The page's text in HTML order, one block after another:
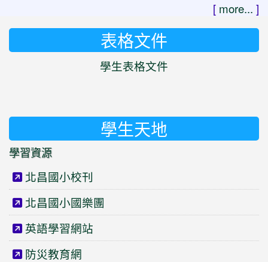
[ more... ]
表格文件
學生表格文件
學生天地
學習資源
北昌國小校刊
北昌國小國樂團
英語學習網站
防災教育網